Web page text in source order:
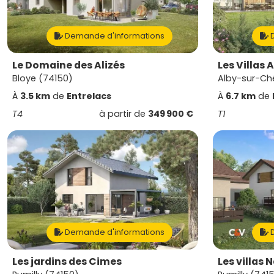
Demande d'informations
Le Domaine des Alizés
Bloye (74150)
À 3.5 km de Entrelacs
T4
à partir de 349 900 €
Les Villas
Alby-sur-
À 6.7 km de
T1
Demande d'informations
Les jardins des Cimes Les villas